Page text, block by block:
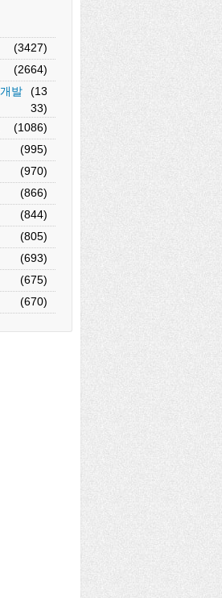
(3427)
(2664)
발
(13
33)
(1086)
(995)
(970)
(866)
(844)
(805)
(693)
(675)
(670)